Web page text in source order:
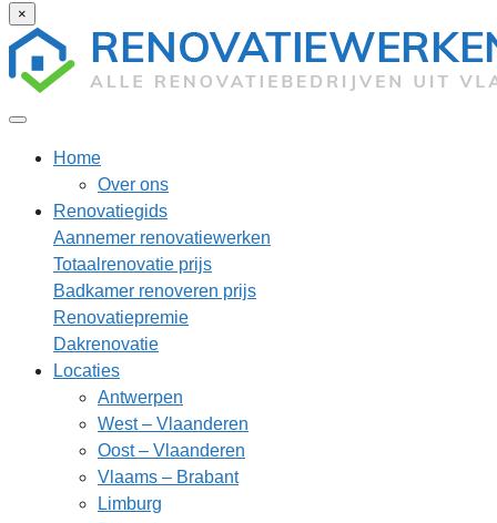
×
Home
Over ons
Renovatiegids
Aannemer renovatiewerken
Totaalrenovatie prijs
Badkamer renoveren prijs
Renovatiepremie
Dakrenovatie
Locaties
Antwerpen
West – Vlaanderen
Oost – Vlaanderen
Vlaams – Brabant
Limburg